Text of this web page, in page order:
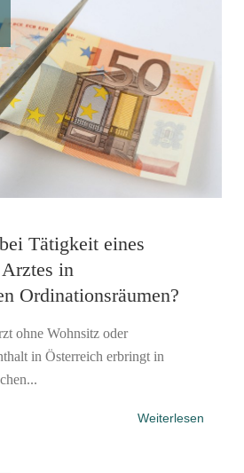
Tätigkeit eines
in
Ordinationsräumen?
ohne Wohnsitz oder
in Österreich erbringt in
Weiterlesen